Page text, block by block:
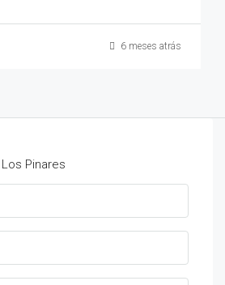
6 meses atrás
Los Pinares